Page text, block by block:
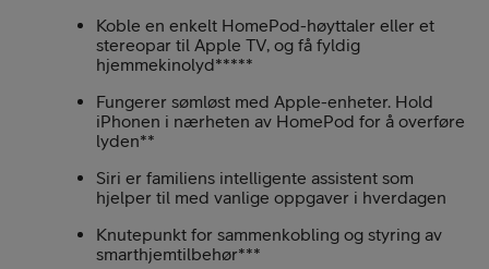
Koble en enkelt HomePod-høyttaler eller et
stereopar til Apple TV, og få fyldig
hjemmekinolyd*****
Fungerer sømløst med Apple-enheter. Hold
iPhonen i nærheten av HomePod for å overføre
lyden**
Siri er familiens intelligente assistent som
hjelper til med vanlige oppgaver i hverdagen
Knutepunkt for sammenkobling og styring av
smarthjemtilbehør***